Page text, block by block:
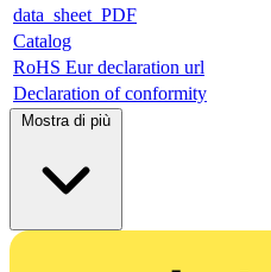
data_sheet_PDF
Catalog
RoHS Eur declaration url
Declaration of conformity
Mostra di più